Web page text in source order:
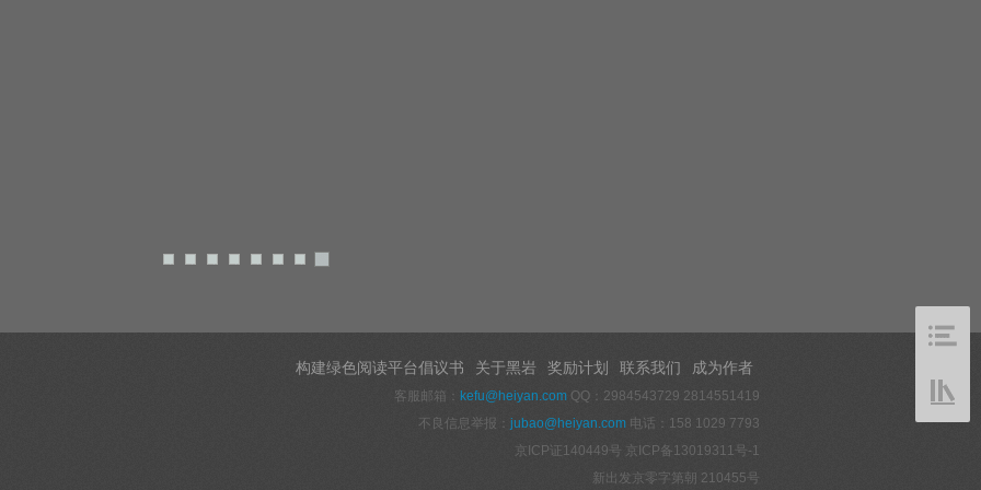
构建绿色阅读平台倡议书 关于黑岩 奖励计划 联系我们 成为作者
客服邮箱： kefu@heiyan.com QQ：2984543729 2814551419
不良信息举报： jubao@heiyan.com 电话：158 1029 7793
京ICP证140449号 京ICP备13019311号-1
新出发京零字第朝 210455号